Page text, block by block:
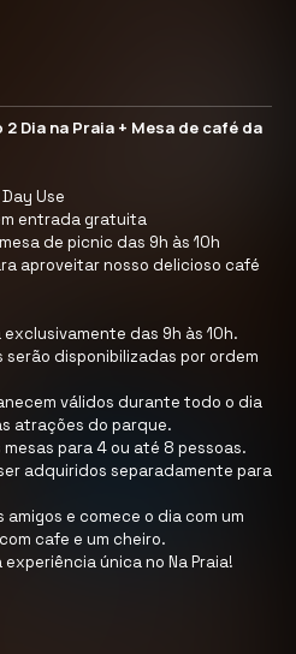
Dia na Praia + Mesa de café da
Use
entrada gratuita
de picnic das 9h às 10h
aproveitar nosso delicioso café
das 9h às 10h.
serão disponibilizadas por ordem
válidos durante todo o dia
atrações do parque.
para 4 ou até 8 pessoas.
adquiridos separadamente para
amigos e comece o dia com um
cafe e um cheiro.
única no Na Praia!